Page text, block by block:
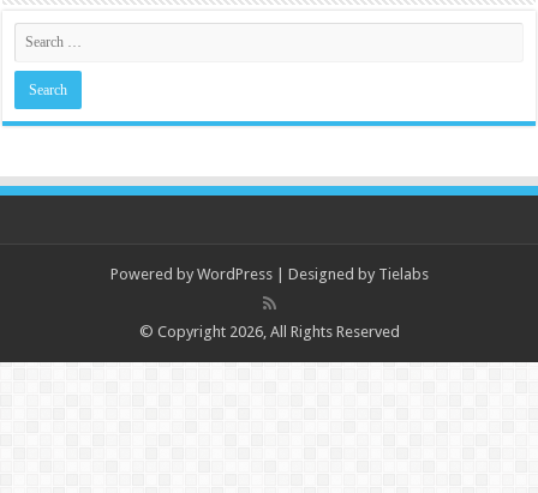
Powered by WordPress| Designed by Tielabs
© Copyright 2026, All Rights Reserved